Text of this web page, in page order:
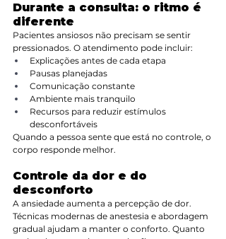
Durante a consulta: o ritmo é
diferente
Pacientes ansiosos não precisam se sentir
pressionados. O atendimento pode incluir:
Explicações antes de cada etapa
Pausas planejadas
Comunicação constante
Ambiente mais tranquilo
Recursos para reduzir estímulos
desconfortáveis
Quando a pessoa sente que está no controle, o
corpo responde melhor.
Controle da dor e do
desconforto
A ansiedade aumenta a percepção de dor.
Técnicas modernas de anestesia e abordagem
gradual ajudam a manter o conforto. Quanto